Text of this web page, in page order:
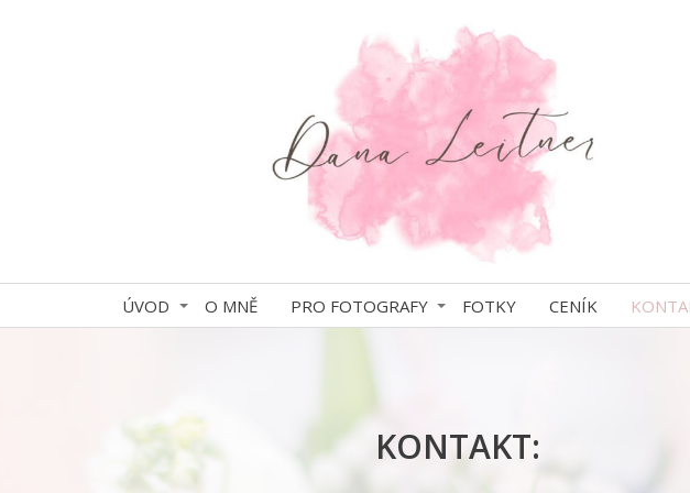
ÚVOD O MNĚ PRO FOTOGRAFY FOTKY CENÍK